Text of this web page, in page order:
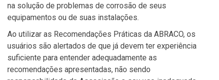
na solução de problemas de corrosão de seus
equipamentos ou de suas instalações.
Ao utilizar as Recomendações Práticas da ABRACO, os
usuários são alertados de que já devem ter experiência
suficiente para entender adequadamente as
recomendações apresentadas, não sendo